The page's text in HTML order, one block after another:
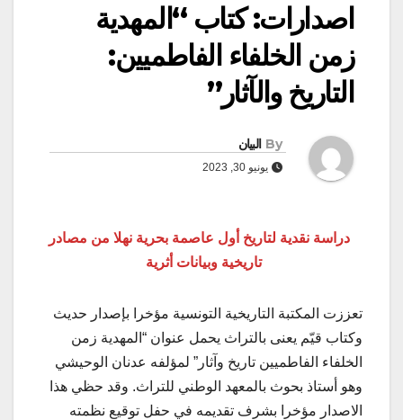
اصدارات: كتاب “المهدية
زمن الخلفاء الفاطميين:
التاريخ والآثار”
By البيان
يونيو 30, 2023
دراسة نقدية لتاريخ أول عاصمة بحرية نهلا من مصادر
تاريخية وبيانات أثرية
تعززت المكتبة التاريخية التونسية مؤخرا بإصدار حديث
وكتاب قيّم يعنى بالتراث يحمل عنوان “المهدية زمن
الخلفاء الفاطميين تاريخ وآثار” لمؤلفه عدنان الوحيشي
وهو أستاذ بحوث بالمعهد الوطني للتراث. وقد حظي هذا
الاصدار مؤخرا بشرف تقديمه في حفل توقيع نظمته